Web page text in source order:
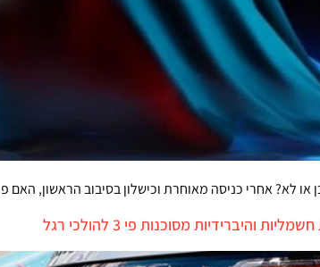
אחרי כניסה מאוחרת וכישלון בסיבוב הראשון, האם פורד תחשוף מחר מכונית
והיברידיות מסוכנות פי 3 להולכי רגל